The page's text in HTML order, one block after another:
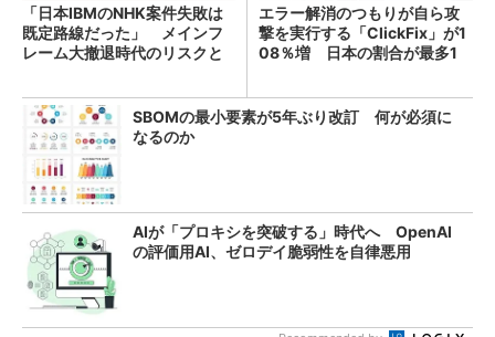
「日本IBMのNHK案件失敗は
既定路線だった」 メインフ
レーム大撤退時代のリスクと
エラー解消のつもりが自ら攻
撃を実行する「ClickFix」が1
08％増 日本の割合が最多1
SBOMの最小要素が5年ぶり改訂 何が必須に
なるのか
AIが「プロキシを突破する」時代へ OpenAI
の評価用AI、ゼロデイ脆弱性を自律悪用